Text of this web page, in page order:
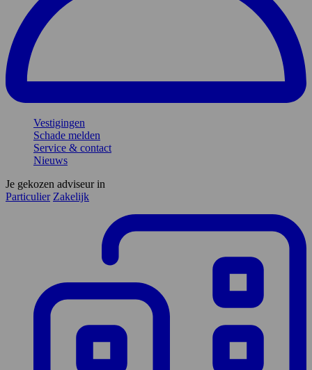
Vestigingen
Schade melden
Service & contact
Nieuws
Je gekozen adviseur in
Particulier Zakelijk